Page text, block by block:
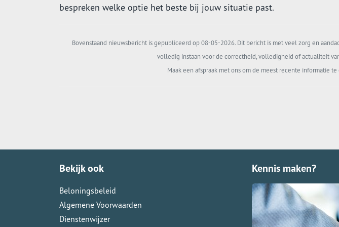
bespreken welke optie het beste bij jouw situatie past.
Bovenstaand nieuwsbericht is gepubliceerd op 08-05-2026. Dit bericht is met veel zorg en
volledig instaan voor de correctheid, volledigheid of actualiteit
Maak een afspraak met ons om de meest recente informatie
Bekijk ook
Beloningsbeleid
Algemene Voorwaarden
Dienstenwijzer
Kennis maken?